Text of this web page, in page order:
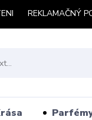
REKLAMAČNÝ